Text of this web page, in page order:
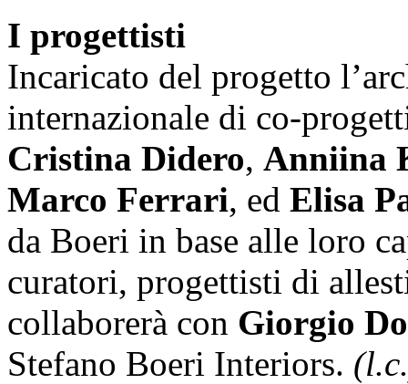
I progettisti
Incaricato del progetto
internazionale di co-
Cristina Didero, Anniina
Marco Ferrari, ed Elisa
da Boeri in base alle loro
curatori, progettisti di
collaborerà con Giorgio
Stefano Boeri Interiors.